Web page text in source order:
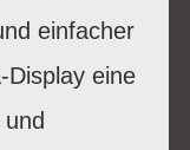
einfacher
Display eine